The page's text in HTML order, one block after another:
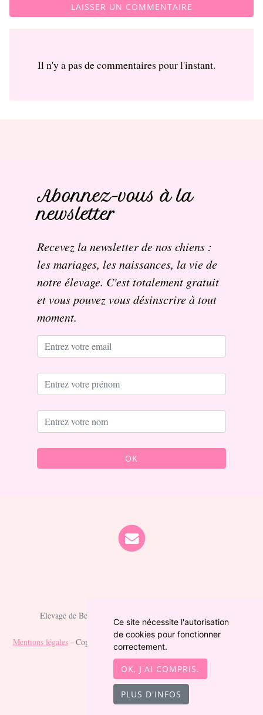
LAISSER UN COMMENTAIRE
Il n'y a pas de commentaires pour l'instant.
Abonnez-vous à la
newsletter
Recevez la newsletter de nos chiens :
les mariages, les naissances, la vie de
notre élevage. C'est totalement gratuit
et vous pouvez vous désinscrire à tout
moment.
OK
Elevage de Berger australien depuis 2021 situé en Cher
Mentions légales- Copyright© Berger australien des fauminards 2026 -
Site créé avec
WeBreed
Ce site nécessite l'autorisation
de cookies pour fonctionner
correctement.
OK, J'AI COMPRIS.
PLUS D'INFOS